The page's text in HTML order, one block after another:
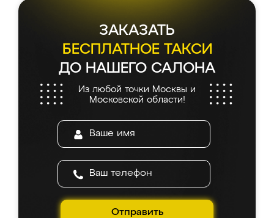
ЗАКАЗАТЬ
БЕСПЛАТНОЕ ТАКСИ
ДО НАШЕГО САЛОНА
Из любой точки Москвы и
Московской области!
Отправить